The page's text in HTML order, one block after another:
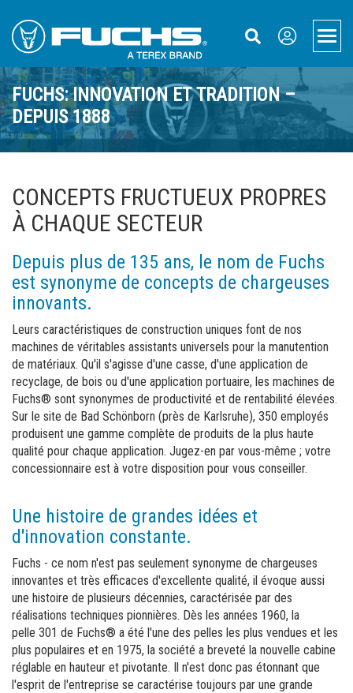
Main
Main
Footer
Menu
Produits
Machines de manutention
Machines de manutention électriques
Systèmes hydrauliques de changement rapide
Bandes transporteuses
Systèmes de dépoussiérage Aquamist™
Accessoires
Solutions individuelles
Applications
Recyclage
Ferraille
Zones portuaires
Bois
Rapports de travail
Assistance
Service et maintenance
Télématique
Terex Financial Solutions
Pièces et accessoires
Service Packages
À propos de nous
À propos de Fuchs
Retour sur les 130 dernières années
Actualités et événements
Commande de brochures
Merchandising
Carrière
Inscription à la newsletter
Nous contacteur
Interlocuteur
Formulaire de contact
Français
FUCHS: INNOVATION ET TRADITION –
DEPUIS 1888
CONCEPTS FRUCTUEUX PROPRES
À CHAQUE SECTEUR
Depuis plus de 135 ans, le nom de Fuchs
est synonyme de concepts de chargeuses
innovants.
Leurs caractéristiques de construction uniques font de nos
machines de véritables assistants universels pour la manutention
de matériaux. Qu'il s'agisse d'une casse, d'une application de
recyclage, de bois ou d'une application portuaire, les machines de
Fuchs® sont synonymes de productivité et de rentabilité élevées.
Sur le site de Bad Schönborn (près de Karlsruhe), 350 employés
produisent une gamme complète de produits de la plus haute
qualité pour chaque application. Jugez-en par vous-même ; votre
concessionnaire est à votre disposition pour vous conseiller.
Une histoire de grandes idées et
d'innovation constante.
Fuchs - ce nom n'est pas seulement synonyme de chargeuses
innovantes et très efficaces d'excellente qualité, il évoque aussi
une histoire de plusieurs décennies, caractérisée par des
réalisations techniques pionnières. Dès les années 1960, la
pelle 301 de Fuchs® a été l'une des pelles les plus vendues et les
plus populaires et en 1975, la société a breveté la nouvelle cabine
réglable en hauteur et pivotante. Il n'est donc pas étonnant que
l'esprit de l'entreprise se caractérise toujours par une grande